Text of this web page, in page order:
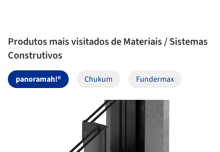
Produtos mais visitados de Materiais / Sistemas
Construtivos
panoramah!® Chukum Fundermax